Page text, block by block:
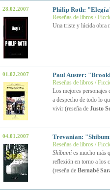
28.02.2007 Philip Roth:
Reseñas de libros /
Una triste y lúcida obra
01.02.2007 Paul Auster:
Reseñas de libros /
Los mejores personajes
a despecho de todo lo
vivir (reseña de Justo
04.01.2007 Trevanian:
Reseñas de libros /
Shibumi es mucho más
reflexión en torno a los
(reseña de Bernabé